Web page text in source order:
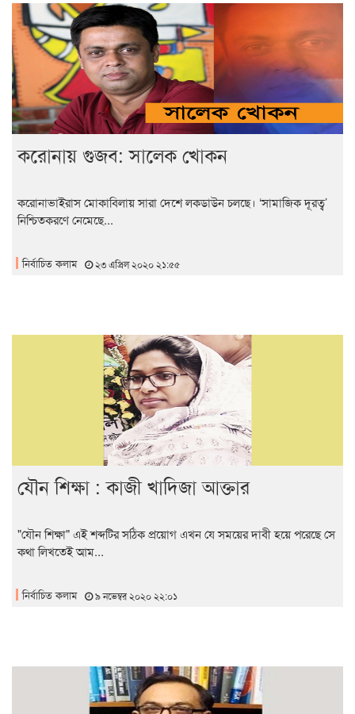
করোনায় গুজব: সালেক খোকন
করোনাভাইরাস মোকাবিলায় সারা দেশে লকডাউন চলছে। ‘সামাজিক দূরত্ব’
নিশ্চিতকরণে নেমেছে...
নির্বাচিত কলাম ২৩ এপ্রিল ২০২০ ২১:৫৫
যৌন শিক্ষা : কাজী খাদিজা আক্তার
"যৌন শিক্ষা" এই শব্দটির সঠিক প্রয়োগ এখন যে সময়ের দাবী হয়ে পরেছে সে
কথা লিখতেই আম...
নির্বাচিত কলাম ৯ নভেম্বর ২০২০ ২২:০১